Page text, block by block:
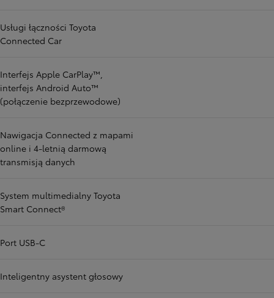
Usługi łączności Toyota
Connected Car
Interfejs Apple CarPlay™,
interfejs Android Auto™
(połączenie bezprzewodowe)
Nawigacja Connected z mapami
online i 4-letnią darmową
transmisją danych
System multimedialny Toyota
Smart Connect®
Port USB-C
Inteligentny asystent głosowy